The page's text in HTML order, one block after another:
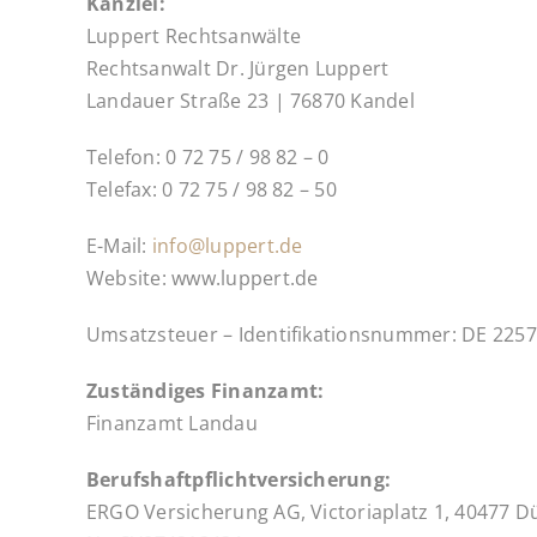
Luppert Rechtsanwälte
Rechtsanwalt Dr. Jürgen Luppert
Landauer Straße 23 | 76870 Kandel
Telefon: 0 72 75 / 98 82 – 0
Telefax: 0 72 75 / 98 82 – 50
E-Mail: info@luppert.de
Website: www.luppert.de
Umsatzsteuer – Identifikationsnummer: DE
Zuständiges Finanzamt:
Finanzamt Landau
Berufshaftpflichtversicherung:
ERGO Versicherung AG, Victoriaplatz 1, 40477